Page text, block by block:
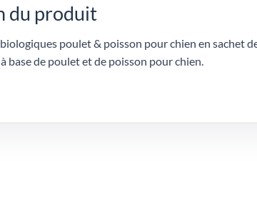
du produit
poulet & poisson pour chien en sachet
base de poulet et de poisson pour chien.